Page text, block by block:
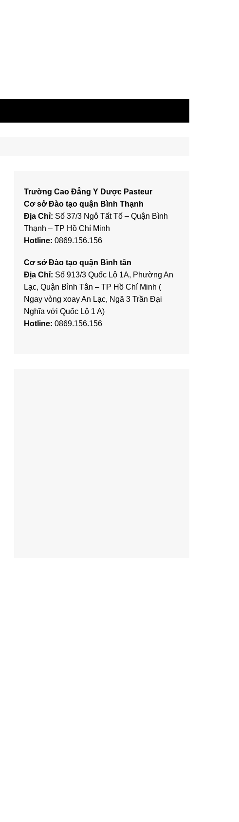
Trường Cao Đẳng Y Dược Pasteur
Cơ sở Đào tạo quận Bình Thạnh
Địa Chỉ: Số 37/3 Ngô Tất Tố – Quận Bình
Thạnh – TP Hồ Chí Minh
Hotline: 0869.156.156
Cơ sở Đào tạo quận Bình tân
Địa Chỉ: Số 913/3 Quốc Lộ 1A, Phường An
Lạc, Quận Bình Tân – TP Hồ Chí Minh (
Ngay vòng xoay An Lạc, Ngã 3 Trần Đại
Nghĩa với Quốc Lộ 1 A)
Hotline: 0869.156.156